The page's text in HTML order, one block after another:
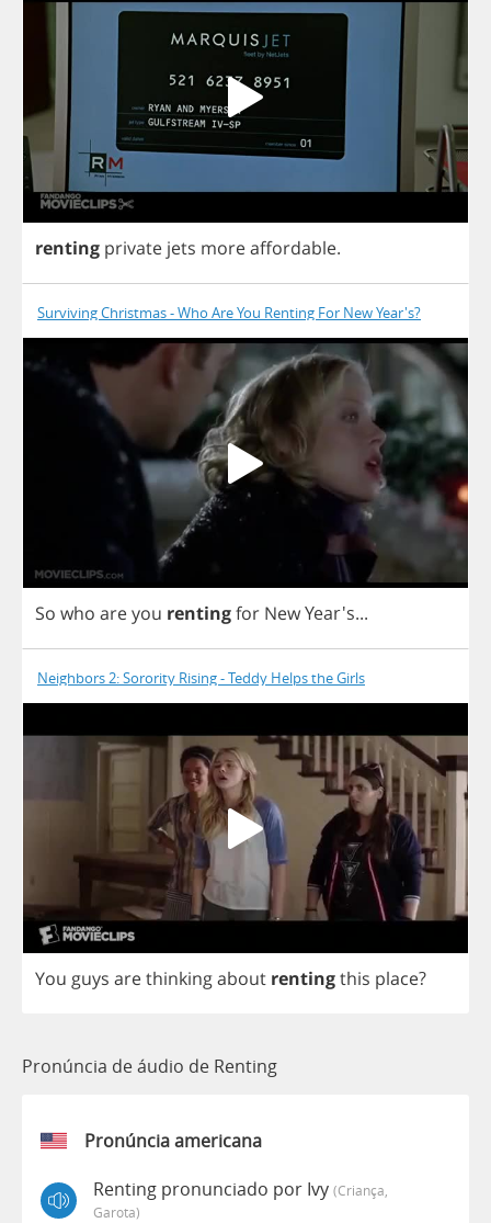
renting private jets moreaffordable.
Surviving Christmas - Who Are You Renting For New Year's?
So who areyou rentingfor NewYear's...
Neighbors 2: Sorority Rising - Teddy Helps the Girls
You guys arethinkingabout rentingthis place?
Pronúncia de áudio de Renting
Pronúncia americana
Renting pronunciado por Ivy (criança,
Garota)